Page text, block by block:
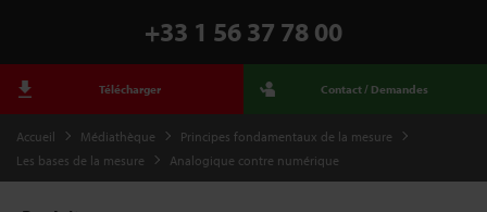
Accueil Médiathèque
Principes fondamentaux de la mesure
Les bases de la mesure
Analogique contre numérique
+33 1 56 37 78 00
Télécharger Contact / Demandes